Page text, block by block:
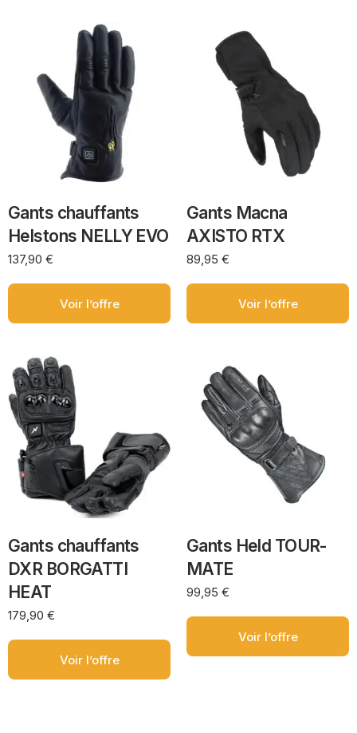
Gants chauffants
Helstons NELLY EVO
137,90 €
Voir l’offre
Gants Macna
AXISTO RTX
89,95 €
Voir l’offre
Gants chauffants
DXR BORGATTI
HEAT
179,90 €
Voir l’offre
Gants Held TOUR-
MATE
99,95 €
Voir l’offre